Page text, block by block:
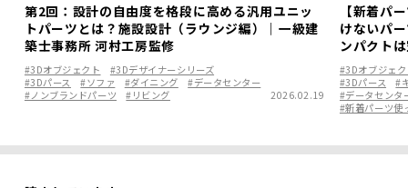
第2回：設計の自由度を格段に高める汎用ユニッ
トパーツとは？施設設計（ラウンジ編）｜一級建
築士事務所 河村工房監修
#3Dオブジェクト
#3Dデザイナーシリーズ
#3Dパース
#ソファ #ダイニング
#データセンター
#ノンブランドパーツ
#リビング 2026.02.19
【新着パ
けないパ
ンパクト
#3Dオブジェ
#3Dパース
#
#データセンタ
#新着パーツ使